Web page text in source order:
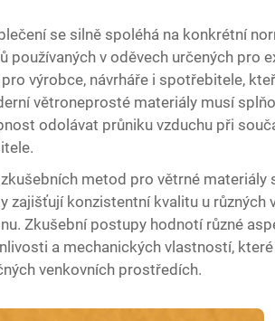
se silně spoléhá na konkrétní
používaných v oděvech určených pro
výrobce, návrháře i spotřebitele,
větroneprosté materiály musí
odolávat průniku vzduchu při
metod pro větrné materiály
zajišťují konzistentní kvalitu u
Zkušební postupy hodnotí různé
a mechanických vlastností,
venkovních prostředích.